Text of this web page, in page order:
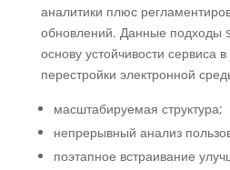
аналитики плюс
обновлений. Данные подходы
основу устойчивости сервиса
перестройки электронной
масштабируемая структура;
непрерывный анализ
поэтапное встраивание